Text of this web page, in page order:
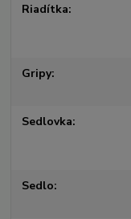
Riadítka
Gripy
Sedlovka
Sedlo